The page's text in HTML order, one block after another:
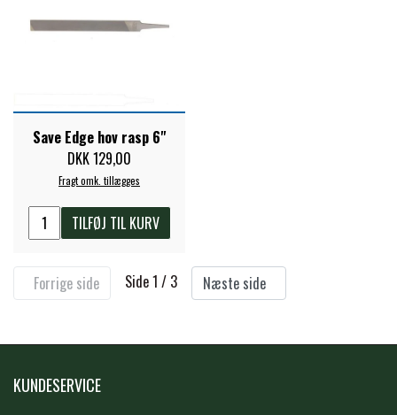
Save Edge hov rasp 6"
DKK 129,00
Fragt omk. tillægges
TILFØJ TIL KURV
Forrige side Side 1 / 3 Næste side
KUNDESERVICE